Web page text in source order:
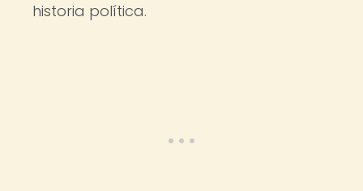
historia política.